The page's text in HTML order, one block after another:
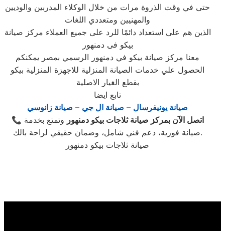
حتى في وقت الذروة مرات من خلال الوكلاء المدربين والوديين
والمهنيين ومتعددي اللغات
الذين هم على استعداد دائمًا للرد على جميع العملاء مركز صيانة
بيكو فى دمنهور
معنا مركز صيانة بيكو في دمنهور الرسمي بمصر يمكنكم
الحصول علي خدمات الصيانة المنزلية للاجهزة المنزلية بيكو
بقطع الغيار الاصلية
تابع ايضا
صيانة يونيفرسال – صيانة ال جي – صيانة زانوسي
📞
اتصل الآن بمركز صيانة ثلاجات بيكو دمنهور وتمتع بخدمة
صيانة فورية، دعم فني شامل، وضمان حقيقي لراحة بالك.
صيانة ثلاجات بيكو دمنهور